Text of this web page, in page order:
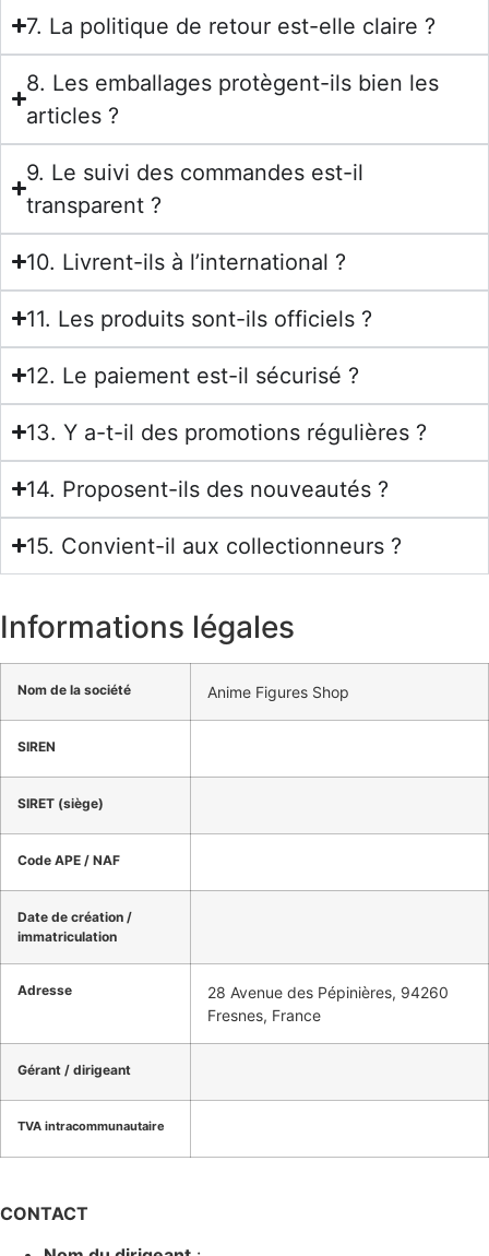
7. La politique de retour est-elle claire ?
8. Les emballages protègent-ils bien les
articles ?
9. Le suivi des commandes est-il
transparent ?
10. Livrent-ils à l’international ?
11. Les produits sont-ils officiels ?
12. Le paiement est-il sécurisé ?
13. Y a-t-il des promotions régulières ?
14. Proposent-ils des nouveautés ?
15. Convient-il aux collectionneurs ?
Informations légales
Nom de la société Anime Figures Shop
SIREN
SIRET (siège)
Code APE / NAF
Date de création /
immatriculation
Adresse
28 Avenue des Pépinières, 94260
Fresnes, France
Gérant / dirigeant
TVA intracommunautaire
CONTACT